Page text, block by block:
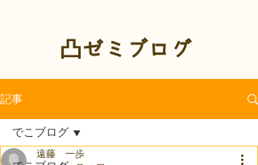
凸ゼミブログ
記事
でこブログ
遠藤 一歩